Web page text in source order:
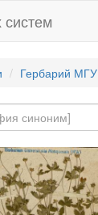
Гербарий МГУ